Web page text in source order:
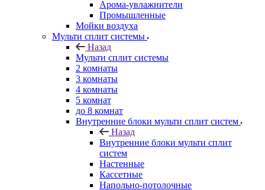
Арома-увлажнители
Промышленные
Мойки воздуха
Мульти сплит системы
Назад
Мульти сплит системы
2 комнаты
3 комнаты
4 комнаты
5 комнат
до 8 комнат
Внутренние блоки мульти сплит систем
Назад
Внутренние блоки мульти сплит
систем
Настенные
Кассетные
Напольно-потолочные